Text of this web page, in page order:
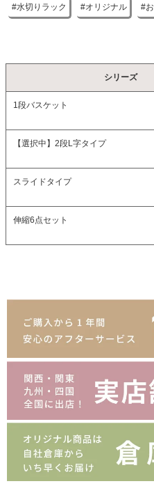
水切りラック オリジナル
シリーズ
1段バスケット
【選択中】 2段L字タイプ
スライドタイプ
伸縮6点セット